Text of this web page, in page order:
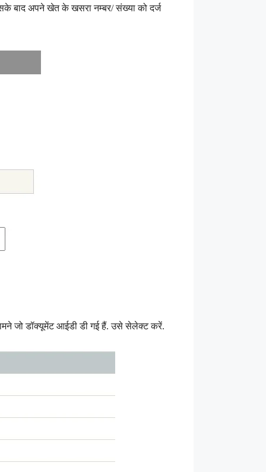
बाद अपने खेत के खसरा नम्बर/ संख्या को दर्ज
जो डॉक्यूमेंट आईडी डी गई हैं. उसे सेलेक्ट करें.